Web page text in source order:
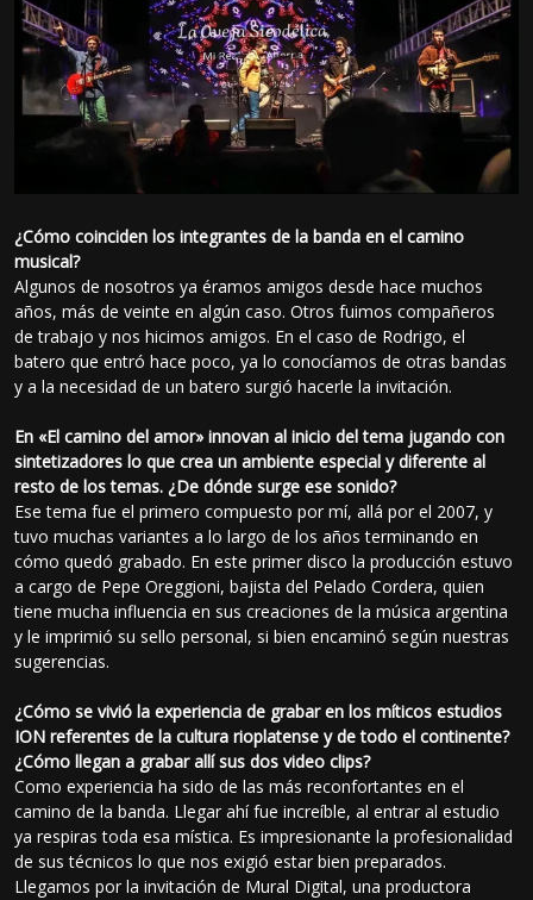
¿Cómo coinciden los integrantes de la banda en el camino
musical?
Algunos de nosotros ya éramos amigos desde hace muchos
años, más de veinte en algún caso. Otros fuimos compañeros
de trabajo y nos hicimos amigos. En el caso de Rodrigo, el
batero que entró hace poco, ya lo conocíamos de otras bandas
y a la necesidad de un batero surgió hacerle la invitación.
En «El camino del amor» innovan al inicio del tema jugando con
sintetizadores lo que crea un ambiente especial y diferente al
resto de los temas. ¿De dónde surge ese sonido?
Ese tema fue el primero compuesto por mí, allá por el 2007, y
tuvo muchas variantes a lo largo de los años terminando en
cómo quedó grabado. En este primer disco la producción estuvo
a cargo de Pepe Oreggioni, bajista del Pelado Cordera, quien
tiene mucha influencia en sus creaciones de la música argentina
y le imprimió su sello personal, si bien encaminó según nuestras
sugerencias.
¿Cómo se vivió la experiencia de grabar en los míticos estudios
ION referentes de la cultura rioplatense y de todo el continente?
¿Cómo llegan a grabar allí sus dos video clips?
Como experiencia ha sido de las más reconfortantes en el
camino de la banda. Llegar ahí fue increíble, al entrar al estudio
ya respiras toda esa mística. Es impresionante la profesionalidad
de sus técnicos lo que nos exigió estar bien preparados.
Llegamos por la invitación de Mural Digital, una productora